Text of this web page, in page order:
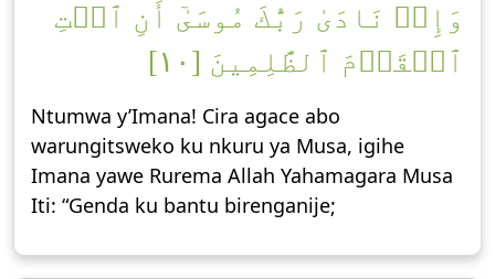
وَإِذۡ نَادَىٰ رَبُّكَ مُوسَىٰٓ أَنِ ٱئۡتِ
ٱلۡقَوۡمَ ٱلظَّٰلِمِينَ [١٠]
Ntumwa y’Imana! Cira agace abo
warungitsweko ku nkuru ya Musa, igihe
Imana yawe Rurema Allah Yahamagara Musa
Iti: “Genda ku bantu birenganije;